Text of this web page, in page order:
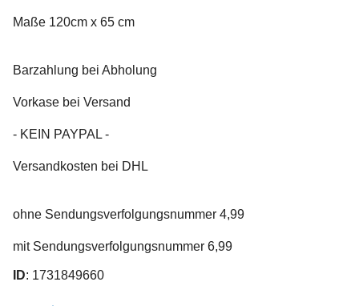
Maße 120cm x 65 cm
Barzahlung bei Abholung
Vorkase bei Versand
- KEIN PAYPAL -
Versandkosten bei DHL
ohne Sendungsverfolgungsnummer 4,99
mit Sendungsverfolgungsnummer 6,99
ID: 1731849660